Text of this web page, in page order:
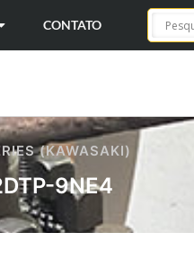
CONTATO
(KAWASAKI)
9NE4